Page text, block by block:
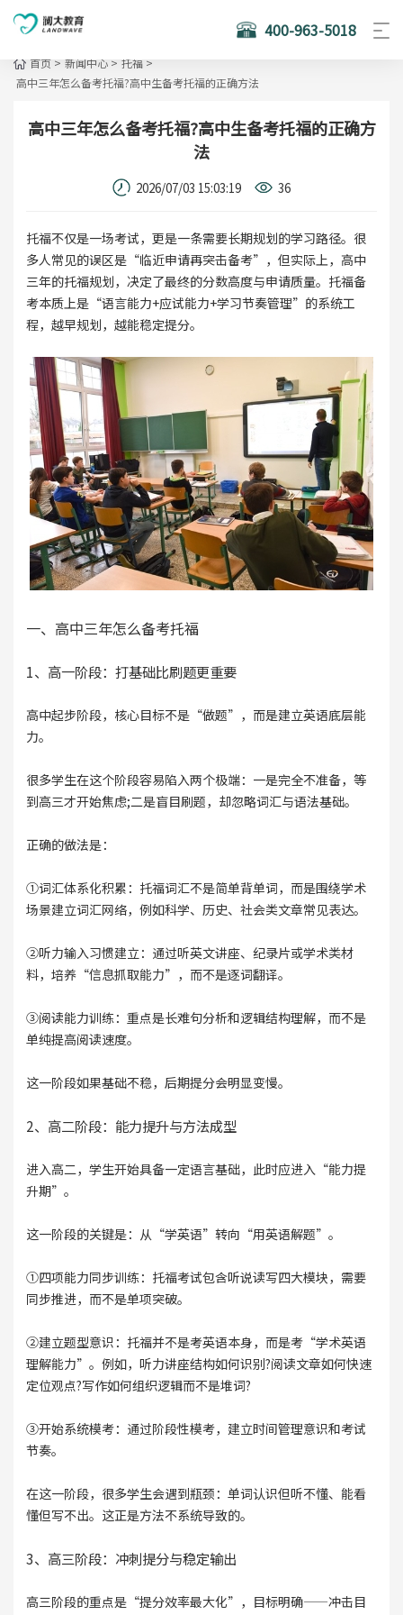
400-963-5018
首页 > 新闻中心 > 托福 >
高中三年怎么备考托福?高中生备考托福的正确方法
高中三年怎么备考托福?高中生备考托福的正确方
法
2026/07/03 15:03:19 36
托福不仅是一场考试，更是一条需要长期规划的学习路径。很
多人常见的误区是“临近申请再突击备考”，但实际上，高中
三年的托福规划，决定了最终的分数高度与申请质量。托福备
考本质上是“语言能力+应试能力+学习节奏管理”的系统工
程，越早规划，越能稳定提分。
一、高中三年怎么备考托福
1、高一阶段：打基础比刷题更重要
高中起步阶段，核心目标不是“做题”，而是建立英语底层能
力。
很多学生在这个阶段容易陷入两个极端：一是完全不准备，等
到高三才开始焦虑;二是盲目刷题，却忽略词汇与语法基础。
正确的做法是：
①词汇体系化积累：托福词汇不是简单背单词，而是围绕学术
场景建立词汇网络，例如科学、历史、社会类文章常见表达。
②听力输入习惯建立：通过听英文讲座、纪录片或学术类材
料，培养“信息抓取能力”，而不是逐词翻译。
③阅读能力训练：重点是长难句分析和逻辑结构理解，而不是
单纯提高阅读速度。
这一阶段如果基础不稳，后期提分会明显变慢。
2、高二阶段：能力提升与方法成型
进入高二，学生开始具备一定语言基础，此时应进入“能力提
升期”。
这一阶段的关键是：从“学英语”转向“用英语解题”。
①四项能力同步训练：托福考试包含听说读写四大模块，需要
同步推进，而不是单项突破。
②建立题型意识：托福并不是考英语本身，而是考“学术英语
理解能力”。例如，听力讲座结构如何识别?阅读文章如何快速
定位观点?写作如何组织逻辑而不是堆词?
③开始系统模考：通过阶段性模考，建立时间管理意识和考试
节奏。
在这一阶段，很多学生会遇到瓶颈：单词认识但听不懂、能看
懂但写不出。这正是方法不系统导致的。
3、高三阶段：冲刺提分与稳定输出
高三阶段的重点是“提分效率最大化”，目标明确——冲击目